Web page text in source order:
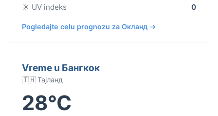
☀️ UV indeks 0
Pogledajte celu prognozu za Окланд →
Vreme u Бангкок
🇹🇭 Тајланд
28°C